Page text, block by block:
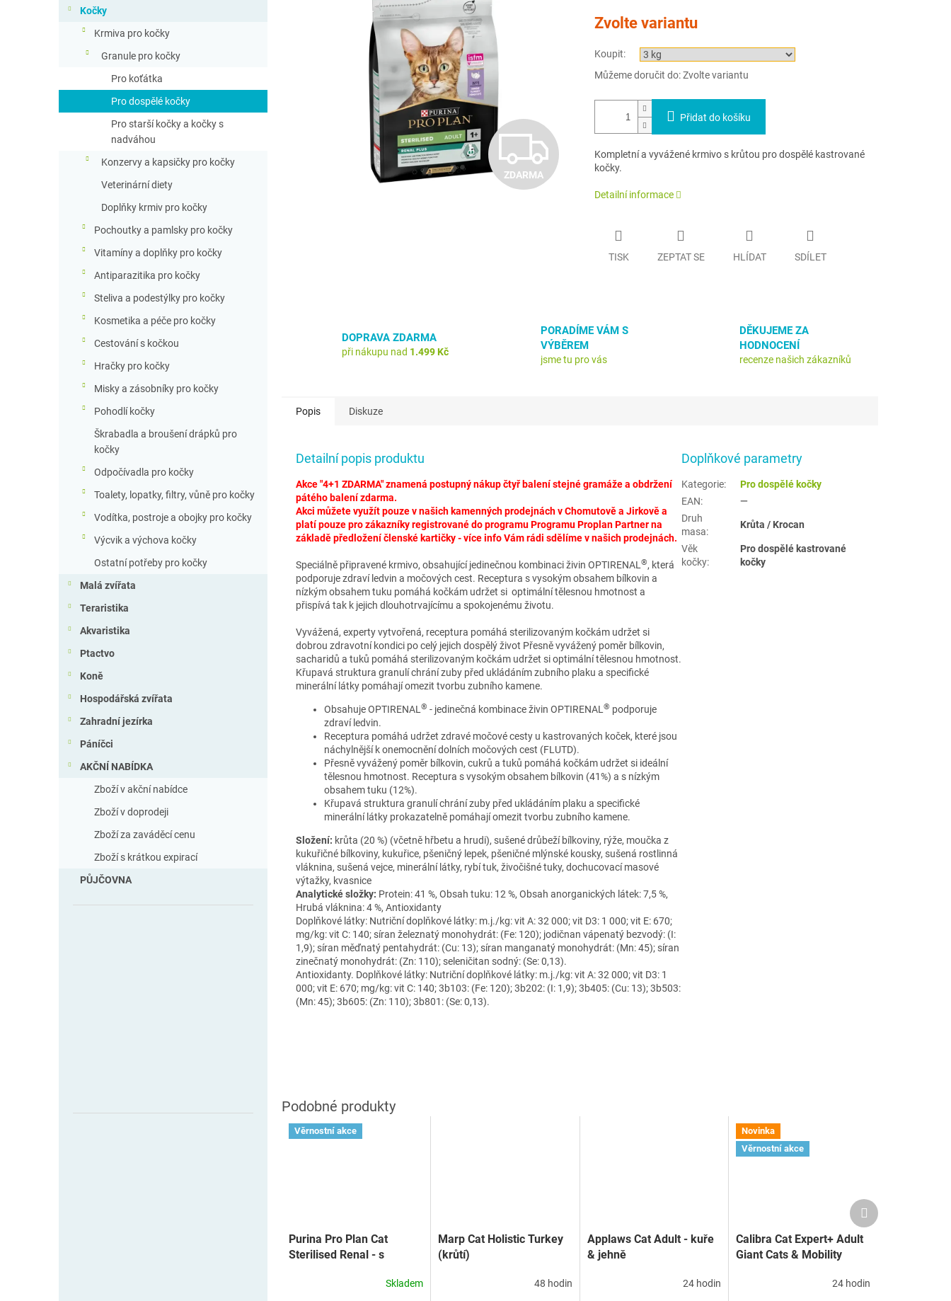
n
Kočky
Krmiva pro kočky
Granule pro kočky
Pro koťátka
Pro dospělé kočky
Pro starší kočky a kočky s
nadváhou
Konzervy a kapsičky pro kočky
Veterinární diety
Doplňky krmiv pro kočky
Pochoutky a pamlsky pro kočky
Vitamíny a doplňky pro kočky
Antiparazitika pro kočky
Steliva a podestýlky pro kočky
Kosmetika a péče pro kočky
Cestování s kočkou
Hračky pro kočky
Misky a zásobníky pro kočky
Pohodlí kočky
Škrabadla a broušení drápků pro
kočky
Odpočívadla pro kočky
Toalety, lopatky, filtry, vůně pro kočky
Vodítka, postroje a obojky pro kočky
Výcvik a výchova kočky
Ostatní potřeby pro kočky
Malá zvířata
Teraristika
Akvaristika
Ptactvo
Koně
Hospodářská zvířata
Zahradní jezírka
Páníčci
AKČNÍ NABÍDKA
Zboží v akční nabídce
Zboží v doprodeji
Zboží za zaváděcí cenu
Zboží s krátkou expirací
PŮJČOVNA
Z
D
M
ZDARMA
cena:
Zvolte variantu
Koupit:
Můžeme doručit do: Zvolte variantu
Přidat do košíku
Kompletní a vyvážené krmivo s krůtou pro dospělé kastrované
kočky.
Detailní informace
TISK ZEPTAT SE HLÍDAT SDÍLET
DOPRAVA ZDARMA
při nákupu nad 1.499 Kč
PORADÍME VÁM S
VÝBĚREM
jsme tu pro vás
DĚKUJEME ZA
HODNOCENÍ
recenze našich zákazníků
Popis Diskuze
Detailní popis produktu
Akce "4+1 ZDARMA" znamená postupný nákup čtyř balení stejné gramáže a obdržení
pátého balení zdarma.
Akci můžete využít pouze v našich kamenných prodejnách v Chomutově a Jirkově a
platí pouze pro zákazníky registrované do programu Programu Proplan Partner na
základě předložení členské kartičky - více info Vám rádi sdělíme v našich prodejnách.
Speciálně připravené krmivo, obsahující jedinečnou kombinaci živin OPTIRENAL ®, která
podporuje zdraví ledvin a močových cest. Receptura s vysokým obsahem bílkovin a
nízkým obsahem tuku pomáhá kočkám udržet si optimální tělesnou hmotnost a
přispívá tak k jejich dlouhotrvajícímu a spokojenému životu.
Vyvážená, experty vytvořená, receptura pomáhá sterilizovaným kočkám udržet si
dobrou zdravotní kondici po celý jejich dospělý život Přesně vyvážený poměr bílkovin,
sacharidů a tuků pomáhá sterilizovaným kočkám udržet si optimální tělesnou hmotnost.
Křupavá struktura granulí chrání zuby před ukládáním zubního plaku a specifické
minerální látky pomáhají omezit tvorbu zubního kamene.
Obsahuje OPTIRENAL ® - jedinečná kombinace živin OPTIRENAL ® podporuje
zdraví ledvin.
Receptura pomáhá udržet zdravé močové cesty u kastrovaných koček, které jsou
náchylnější k onemocnění dolních močových cest (FLUTD).
Přesně vyvážený poměr bílkovin, cukrů a tuků pomáhá kočkám udržet si ideální
tělesnou hmotnost. Receptura s vysokým obsahem bílkovin (41%) a s nízkým
obsahem tuku (12%).
Křupavá struktura granulí chrání zuby před ukládáním plaku a specifické
minerální látky prokazatelně pomáhají omezit tvorbu zubního kamene.
Složení: krůta (20 %) (včetně hřbetu a hrudi), sušené drůbeží bílkoviny, rýže, moučka z
kukuřičné bílkoviny, kukuřice, pšeničný lepek, pšeničné mlýnské kousky, sušená rostlinná
vláknina, sušená vejce, minerální látky, rybí tuk, živočišné tuky, dochucovací masové
výtažky, kvasnice
Analytické složky: Protein: 41 %, Obsah tuku: 12 %, Obsah anorganických látek: 7,5 %,
Hrubá vláknina: 4 %, Antioxidanty
Doplňkové látky: Nutriční doplňkové látky: m.j./kg: vit A: 32 000; vit D3: 1 000; vit E: 670;
mg/kg: vit C: 140; síran železnatý monohydrát: (Fe: 120); jodičnan vápenatý bezvodý: (I:
1,9); síran měďnatý pentahydrát: (Cu: 13); síran manganatý monohydrát: (Mn: 45); síran
zinečnatý monohydrát: (Zn: 110); seleničitan sodný: (Se: 0,13).
Antioxidanty. Doplňkové látky: Nutriční doplňkové látky: m.j./kg: vit A: 32 000; vit D3: 1
000; vit E: 670; mg/kg: vit C: 140; 3b103: (Fe: 120); 3b202: (I: 1,9); 3b405: (Cu: 13); 3b503:
(Mn: 45); 3b605: (Zn: 110); 3b801: (Se: 0,13).
Doplňkové parametry
Kategorie:
Pro dospělé kočky
EAN:
—
Druh
masa:
Krůta / Krocan
Věk
kočky:
Pro dospělé kastrované
kočky
Věrnostní akce
Purina Pro Plan Cat
Sterilised Renal - s
Skladem
Marp Cat Holistic Turkey
(krůtí)
48 hodin
Applaws Cat Adult - kuře
& jehně
24 hodin
Novinka
Věrnostní akce
Calibra Cat Expert+ Adult
Giant Cats & Mobility
24 hodin
Další
produkt